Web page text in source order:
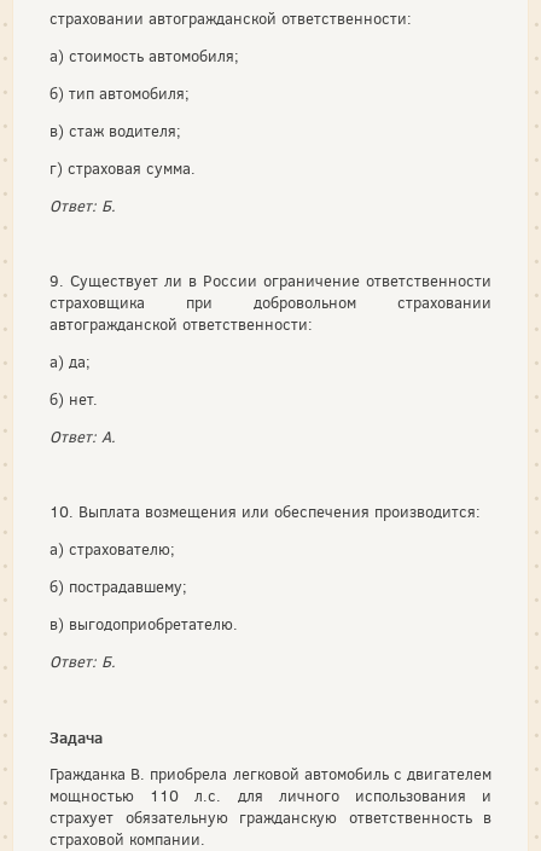
страховании автогражданской ответственности:
а) стоимость автомобиля;
б) тип автомобиля;
в) стаж водителя;
г) страховая сумма.
Ответ: Б.
9. Существует ли в России ограничение ответственности
страховщика при добровольном страховании
автогражданской ответственности:
а) да;
б) нет.
Ответ: А.
10. Выплата возмещения или обеспечения производится:
а) страхователю;
б) пострадавшему;
в) выгодоприобретателю.
Ответ: Б.
Задача
Гражданка В. приобрела легковой автомобиль с двигателем
мощностью 110 л.с. для личного использования и
страхует обязательную гражданскую ответственность в
страховой компании.